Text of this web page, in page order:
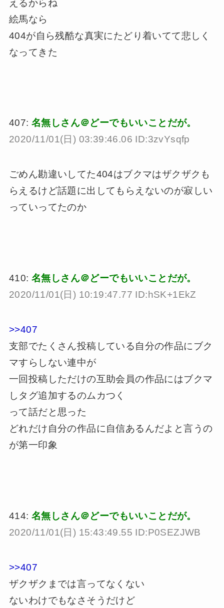
えるからね
絵馬なら
404が自ら残酷な真実にたどり着いてて悲しく
なってきた
407: 名無しさん＠どーでもいいことだが。
2020/11/01(日) 03:39:46.06 ID:3zvYsqfp
ごめん勘違いしてた404はブクマはザクザクも
らえるけど話題に出してもらえないのが寂しい
っていってたのか
410: 名無しさん＠どーでもいいことだが。
2020/11/01(日) 10:19:47.77 ID:hSK+1EkZ
>>407
支部でたくさん投稿している自分の作品にブク
マすらしない連中が
一回投稿しただけの互助会員の作品にはブクマ
しタグ追加するのムカつく
って話だと思った
どれだけ自分の作品に自信あるんだよと言うの
が第一印象
414: 名無しさん＠どーでもいいことだが。
2020/11/01(日) 15:43:49.55 ID:P0SEZJWB
>>407
ザクザクまでは言ってなくない
ないわけでもなさそうだけど